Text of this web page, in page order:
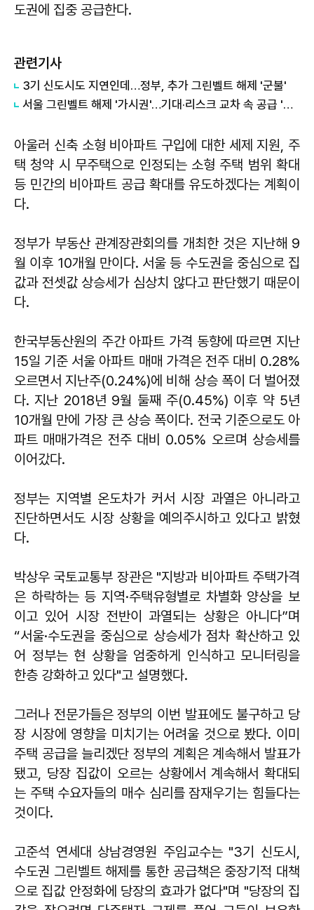
도권에 집중 공급한다.
관련기사
3기 신도시도 지연인데…정부, 추가 그린벨트 해제 '군불'
서울 그린벨트 해제 '가시권'…기대·리스크 교차 속 공급 '분수령'으로
아울러 신축 소형 비아파트 구입에 대한 세제 지원, 주
택 청약 시 무주택으로 인정되는 소형 주택 범위 확대
등 민간의 비아파트 공급 확대를 유도하겠다는 계획이
다.
정부가 부동산 관계장관회의를 개최한 것은 지난해 9
월 이후 10개월 만이다. 서울 등 수도권을 중심으로 집
값과 전셋값 상승세가 심상치 않다고 판단했기 때문이
다.
한국부동산원의 주간 아파트 가격 동향에 따르면 지난
15일 기준 서울 아파트 매매 가격은 전주 대비 0.28%
오르면서 지난주(0.24%)에 비해 상승 폭이 더 벌어졌
다. 지난 2018년 9월 둘째 주(0.45%) 이후 약 5년
10개월 만에 가장 큰 상승 폭이다. 전국 기준으로도 아
파트 매매가격은 전주 대비 0.05% 오르며 상승세를
이어갔다.
정부는 지역별 온도차가 커서 시장 과열은 아니라고
진단하면서도 시장 상황을 예의주시하고 있다고 밝혔
다.
박상우 국토교통부 장관은 "지방과 비아파트 주택가격
은 하락하는 등 지역·주택유형별로 차별화 양상을 보
이고 있어 시장 전반이 과열되는 상황은 아니다”며
“서울·수도권을 중심으로 상승세가 점차 확산하고 있
어 정부는 현 상황을 엄중하게 인식하고 모니터링을
한층 강화하고 있다"고 설명했다.
그러나 전문가들은 정부의 이번 발표에도 불구하고 당
장 시장에 영향을 미치기는 어려울 것으로 봤다. 이미
주택 공급을 늘리겠단 정부의 계획은 계속해서 발표가
됐고, 당장 집값이 오르는 상황에서 계속해서 확대되
는 주택 수요자들의 매수 심리를 잠재우기는 힘들다는
것이다.
고준석 연세대 상남경영원 주임교수는 "3기 신도시,
수도권 그린벨트 해제를 통한 공급책은 중장기적 대책
으로 집값 안정화에 당장의 효과가 없다"며 "당장의 집